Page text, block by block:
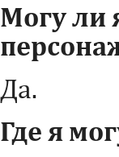
Могу ли
Да.
Где я